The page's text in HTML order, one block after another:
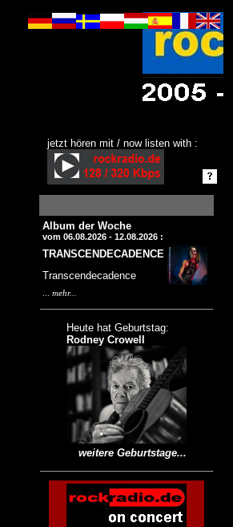
jetzt hören mit / now listen with :
Album der Woche
vom 06.08.2026 - 12.08.2026 :
TRANSCENDECADENCE
Transcendecadence
mehr...
Heute hat Geburtstag:
Rodney Crowell
weitere Geburtstage...